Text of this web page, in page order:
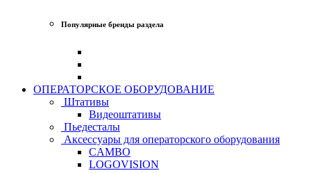
Популярные бренды раздела
ОПЕРАТОРСКОЕ ОБОРУДОВАНИЕ
Штативы
Видеоштативы
Пьедесталы
Аксессуары для операторского оборудования
CAMBO
LOGOVISION